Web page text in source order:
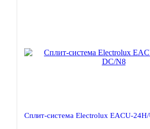
Сплит-система Electrolux EACU-